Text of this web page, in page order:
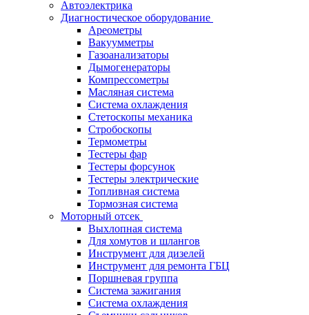
Автоэлектрика
Диагностическое оборудование
Ареометры
Вакуумметры
Газоанализаторы
Дымогенераторы
Компрессометры
Масляная система
Система охлаждения
Стетоскопы механика
Стробоскопы
Термометры
Тестеры фар
Тестеры форсунок
Тестеры электрические
Топливная система
Тормозная система
Моторный отсек
Выхлопная система
Для хомутов и шлангов
Инструмент для дизелей
Инструмент для ремонта ГБЦ
Поршневая группа
Система зажигания
Система охлаждения